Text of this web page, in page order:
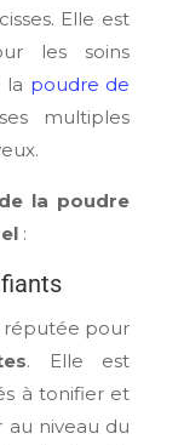
Elle est
les soins
la poudre de
multiples
la poudre
:
réputée pour
. Elle est
à tonifier et
au niveau du